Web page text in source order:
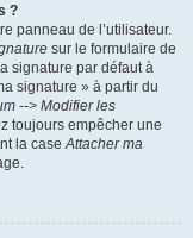
?
panneau de l’utilisateur.
sur le formulaire de
signature par défaut à
signature » à partir du
--> Modifier les
toujours empêcher une
la caseAttacher ma